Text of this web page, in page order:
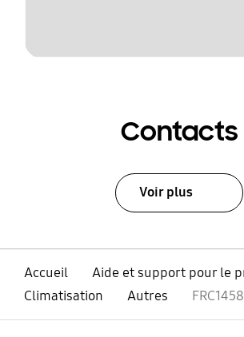
Contacts
Voir plus
Accueil
Aide et support pour le
Climatisation
Autres